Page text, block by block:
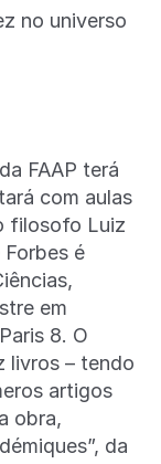
no universo
FAAP terá
com aulas
filosofo Luiz
é
em
8. O
livros – tendo
artigos
obra,
da